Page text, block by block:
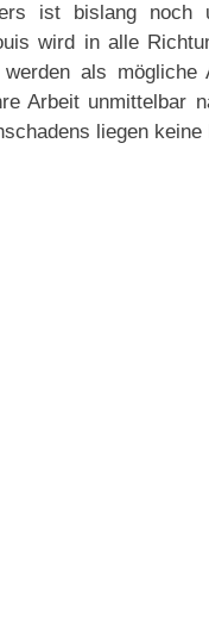
ist bislang noch
wird in alle
als
Arbeit unmittelbar
liegen